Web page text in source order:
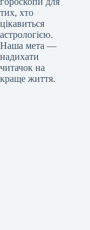
тих, хто
цікавиться
астрологією.
Наша мета —
надихати
читачок на
краще життя.